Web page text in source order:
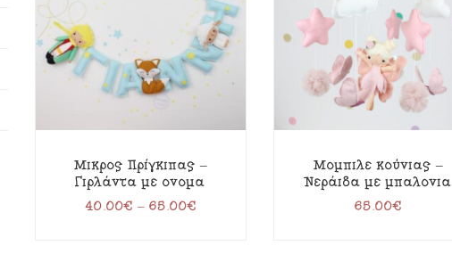
Μικρός Πρίγκιπας –
Γιρλάντα με όνομα
40.00€ – 65.00€
Μόμπιλε κούνιας –
Νεράιδα με μπαλόνια
65.00€